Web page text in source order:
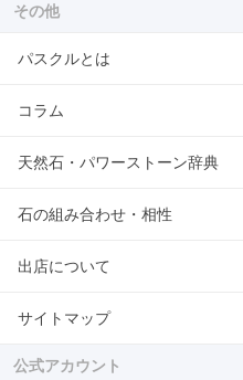
その他
パスクルとは
コラム
天然石・パワーストーン辞典
石の組み合わせ・相性
出店について
サイトマップ
公式アカウント